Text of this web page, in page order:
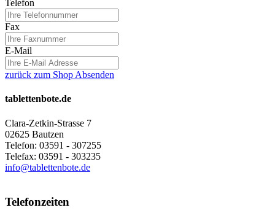
Telefon
Fax
E-Mail
zurück zum Shop Absenden
tablettenbote.de
Clara-Zetkin-Strasse 7
02625 Bautzen
Telefon: 03591 - 307255
Telefax: 03591 - 303235
info@tablettenbote.de
Telefonzeiten